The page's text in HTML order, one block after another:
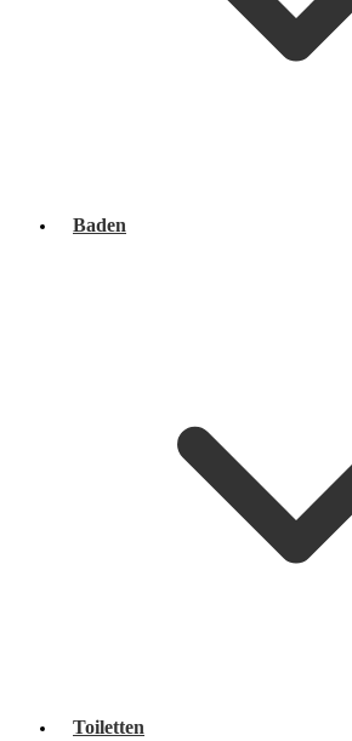
Baden
Toiletten